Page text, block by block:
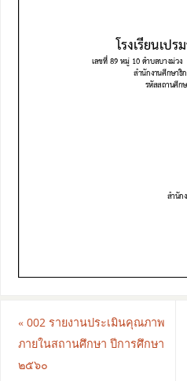
«002 รายงานประเมินคุณภาพ
ภายในสถานศึกษา ปีการศึกษา
๒๕๖๐